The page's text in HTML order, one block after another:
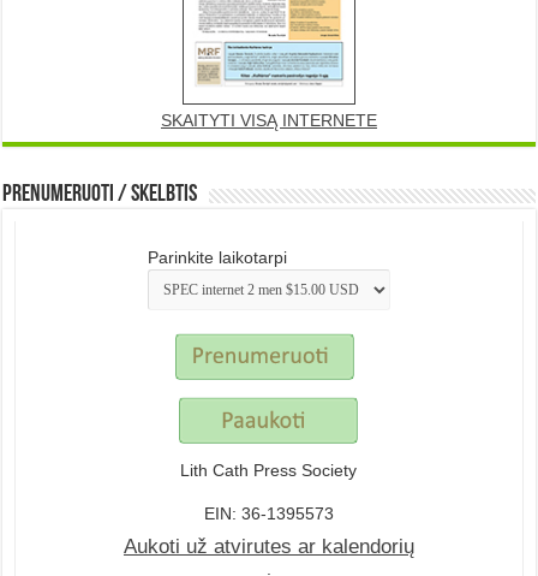
SKAITYTI VISĄ INTERNETE
Prenumeruoti / Skelbtis
Parinkite laikotarpi
Lith Cath Press Society
EIN: 36-1395573
Aukoti už atvirutes ar kalendorių